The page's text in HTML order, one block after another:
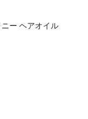
ー ヘアオイル